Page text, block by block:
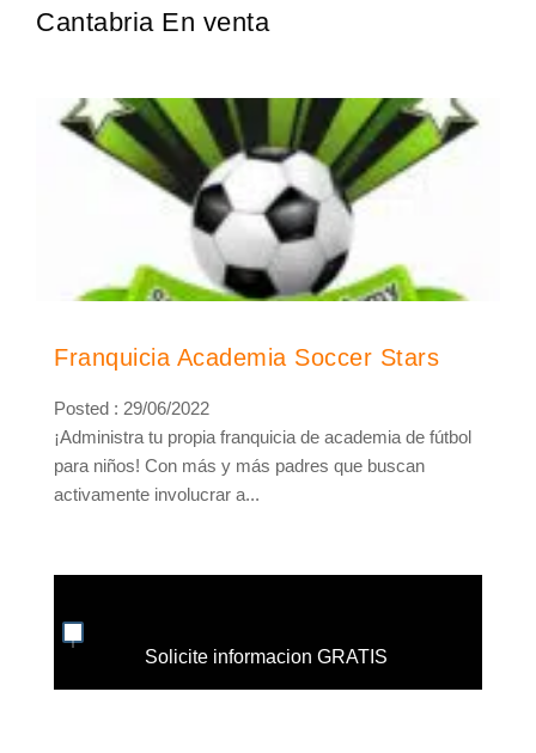
Cantabria En venta
Franquicia Academia Soccer Stars
Posted : 29/06/2022
¡Administra tu propia franquicia de academia de fútbol
para niños! Con más y más padres que buscan
activamente involucrar a...
Solicite informacion GRATIS